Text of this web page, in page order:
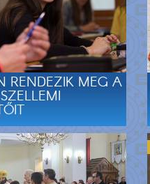
RENDEZIK MEG A